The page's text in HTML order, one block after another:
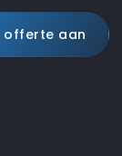
offerte aan